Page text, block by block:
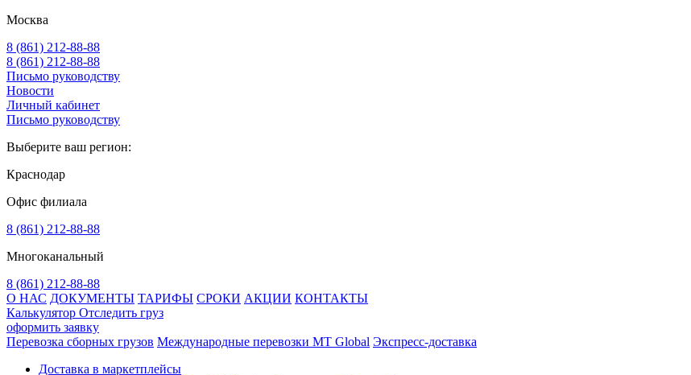
Москва
8 (861) 212-88-88
8 (861) 212-88-88
Письмо руководству
Новости
Личный кабинет
Письмо руководству
Выберите ваш регион:
Краснодар
Офис филиала
8 (861) 212-88-88
Многоканальный
8 (861) 212-88-88
О НАС ДОКУМЕНТЫ ТАРИФЫ СРОКИ АКЦИИ КОНТАКТЫ
Калькулятор Отследить груз
оформить заявку
Перевозка сборных грузов Международные перевозки MT Global Экспресс-доставка
Доставка в маркетплейсы